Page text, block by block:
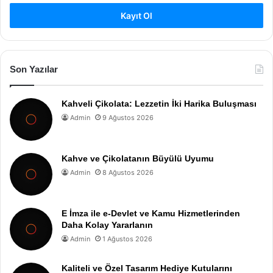
Kayıt Ol
Son Yazılar
Kahveli Çikolata: Lezzetin İki Harika Buluşması
Admin 9 Ağustos 2026
Kahve ve Çikolatanın Büyülü Uyumu
Admin 8 Ağustos 2026
E İmza ile e-Devlet ve Kamu Hizmetlerinden
Daha Kolay Yararlanın
Admin 1 Ağustos 2026
Kaliteli ve Özel Tasarım Hediye Kutularını